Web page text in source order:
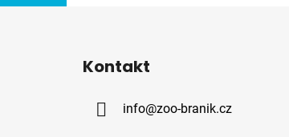
Kontakt
info@zoo-branik.cz